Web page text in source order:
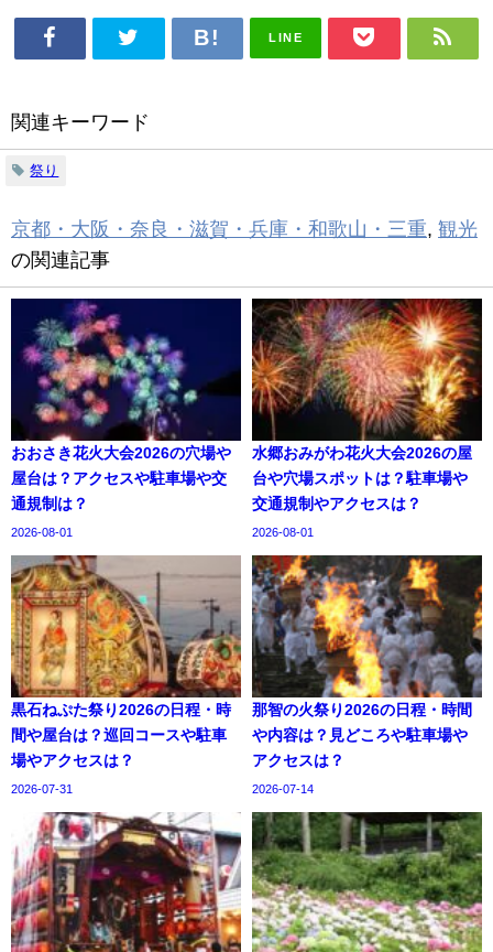
LINE
関連キーワード
祭り
京都・大阪・奈良・滋賀・兵庫・和歌山・三重
観光
の関連記事
おおさき花火大会2026の穴場や
屋台は？アクセスや駐車場や交
通規制は？
2026-08-01
水郷おみがわ花火大会2026の屋
台や穴場スポットは？駐車場や
交通規制やアクセスは？
2026-08-01
黒石ねぷた祭り2026の日程・時
間や屋台は？巡回コースや駐車
場やアクセスは？
2026-07-31
那智の火祭り2026の日程・時間
や内容は？見どころや駐車場や
アクセスは？
2026-07-14